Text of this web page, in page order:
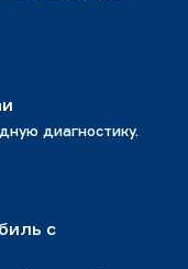
диагностику.
с